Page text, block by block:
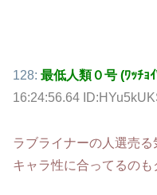
128: 最低人類０号 (ﾜｯﾁｮ
16:24:56.64
ラブライナーの人選売る
キャラ性に合ってるのも